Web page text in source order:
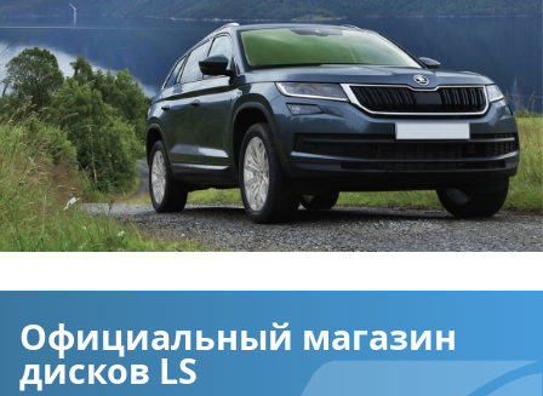
Официальный магазин
дисков LS